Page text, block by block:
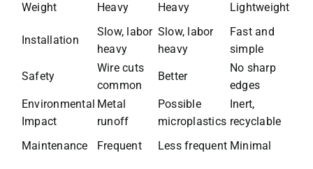
Weight Heavy Heavy Lightweight
Installation
Slow, labor
heavy
Slow, labor
heavy
Fast and
simple
Safety
Wire cuts
common
Better
No sharp
edges
Environmental
Impact
Metal
runoff
Possible
microplastics
Inert,
recyclable
Maintenance
Frequent Less frequent Minimal